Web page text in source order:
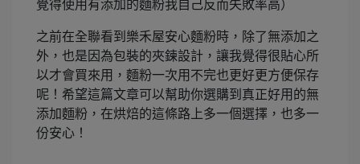
覺得使用有添加的麵粉我自己反而失敗率高）
之前在全聯看到樂禾屋安心麵粉時，除了無添加之
外，也是因為包裝的夾鍊設計，讓我覺得很貼心所
以才會買來用，麵粉一次用不完也更好更方便保存
呢！希望這篇文章可以幫助你選購到真正好用的無
添加麵粉，在烘焙的這條路上多一個選擇，也多一
份安心！